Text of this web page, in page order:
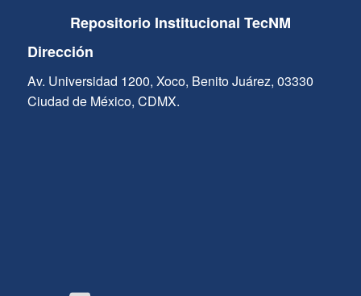
Repositorio Institucional TecNM
Dirección
Av. Universidad 1200, Xoco, Benito Juárez, 03330
Ciudad de México, CDMX.